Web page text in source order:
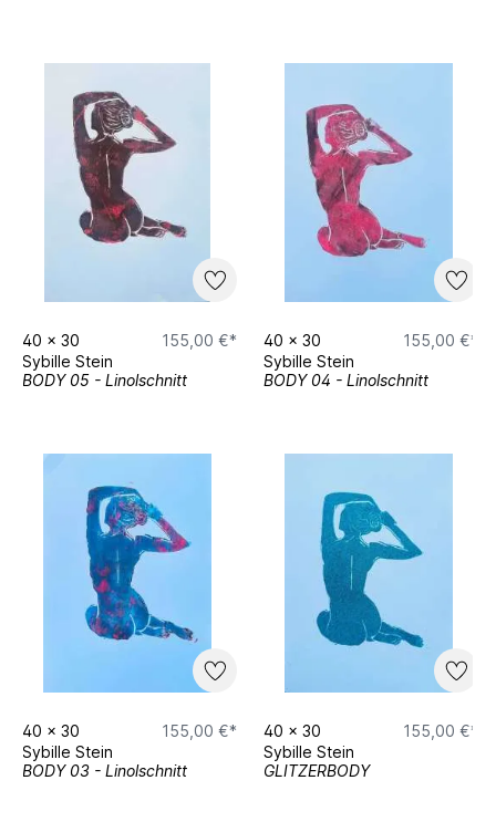
40 x 30
155,00 €*
Sybille Stein
BODY 05 - Linolschnitt
40 x 30
155,00 €*
Sybille Stein
BODY 04 - Linolschnitt
40 x 30
155,00 €*
Sybille Stein
BODY 03 - Linolschnitt
40 x 30
155,00 €*
Sybille Stein
GLITZERBODY